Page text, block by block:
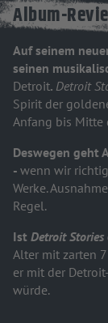
Album-
Auf seinem
seinen
Detroit. Detroit
Spirit der
Anfang bis Mitte
Deswegen geht
- wenn wir
Werke.
Regel.
Ist Detroit Stories
Alter mit zarten
er mit der
würde.